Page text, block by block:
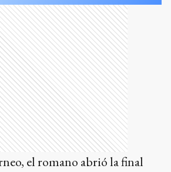
el romano abrió la final